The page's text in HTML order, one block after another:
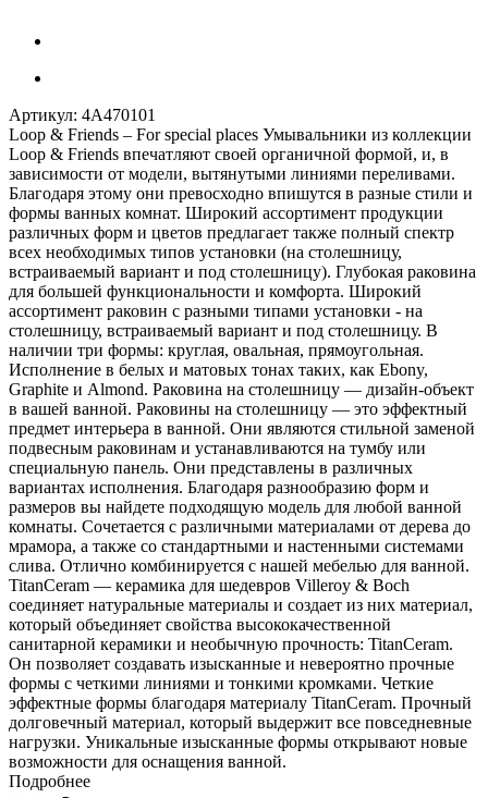
Артикул: 4A470101
Loop & Friends – For special places Умывальники из коллекции
Loop & Friends впечатляют своей органичной формой, и, в
зависимости от модели, вытянутыми линиями переливами.
Благодаря этому они превосходно впишутся в разные стили и
формы ванных комнат. Широкий ассортимент продукции
различных форм и цветов предлагает также полный спектр
всех необходимых типов установки (на столешницу,
встраиваемый вариант и под столешницу). Глубокая раковина
для большей функциональности и комфорта. Широкий
ассортимент раковин с разными типами установки - на
столешницу, встраиваемый вариант и под столешницу. В
наличии три формы: круглая, овальная, прямоугольная.
Исполнение в белых и матовых тонах таких, как Ebony,
Graphite и Almond. Раковина на столешницу — дизайн-объект
в вашей ванной. Раковины на столешницу — это эффектный
предмет интерьера в ванной. Они являются стильной заменой
подвесным раковинам и устанавливаются на тумбу или
специальную панель. Они представлены в различных
вариантах исполнения. Благодаря разнообразию форм и
размеров вы найдете подходящую модель для любой ванной
комнаты. Сочетается с различными материалами от дерева до
мрамора, а также со стандартными и настенными системами
слива. Отлично комбинируется с нашей мебелью для ванной.
TitanCeram — керамика для шедевров Villeroy & Boch
соединяет натуральные материалы и создает из них материал,
который объединяет свойства высококачественной
санитарной керамики и необычную прочность: TitanCeram.
Он позволяет создавать изысканные и невероятно прочные
формы с четкими линиями и тонкими кромками. Четкие
эффектные формы благодаря материалу TitanCeram. Прочный
долговечный материал, который выдержит все повседневные
нагрузки. Уникальные изысканные формы открывают новые
возможности для оснащения ванной.
Подробнее